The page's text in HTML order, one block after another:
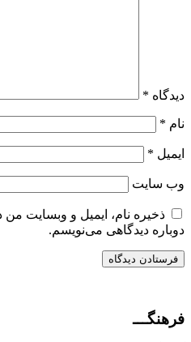
دیدگاه *
نام *
ایمیل *
وب‌ سایت
ذخیره نام، ایمیل و وبسایت
دوباره دیدگاهی می‌نویسم.
فرهنگـــ